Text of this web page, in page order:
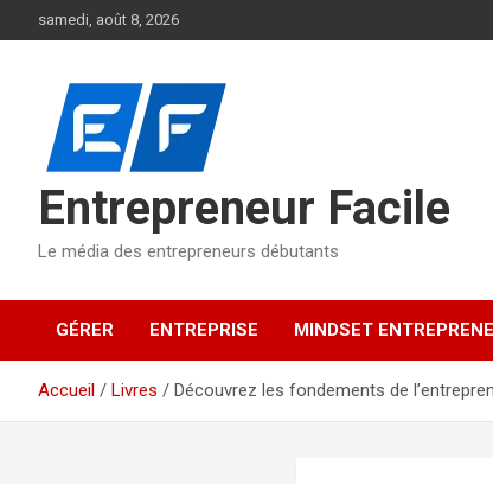
au
samedi, août 8, 2026
Entrepreneur Facile
Le média des entrepreneurs débutants
GÉRER ENTREPRISE MINDSET
Accueil Livres Découvrez les fondements de